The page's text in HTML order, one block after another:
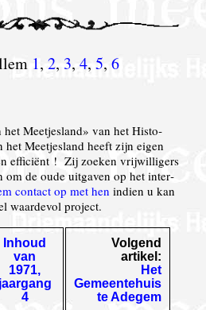
1,2, 3,4,5,6
het Meetjesland» van het Histo­
het Meetjes­land heeft zijn eigen
effi­ciënt ! Zij zoeken vrij­wil­ligers
om de oude uitgaven op het inter­
contact op met hen indien u kan
waar­de­vol project.
Inhoud
van
1971,
jaargang
4
Volgend
artikel:
Het
Gemeentehuis
te Adegem